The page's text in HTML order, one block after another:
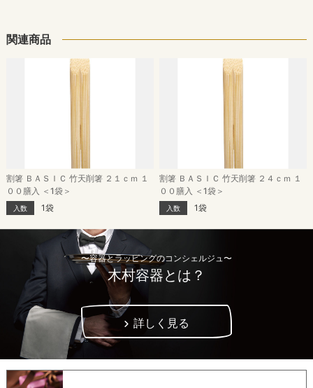
関連商品
割箸 ＢＡＳＩＣ 竹天削箸 ２１ｃｍ １
００膳入 ＜1袋＞
入数 1袋
割箸 ＢＡＳＩＣ 竹天削箸 ２４ｃｍ １
００膳入 ＜1袋＞
入数 1袋
〜容器とラッピングのコンシェルジュ〜
木村容器とは？
詳しく見る